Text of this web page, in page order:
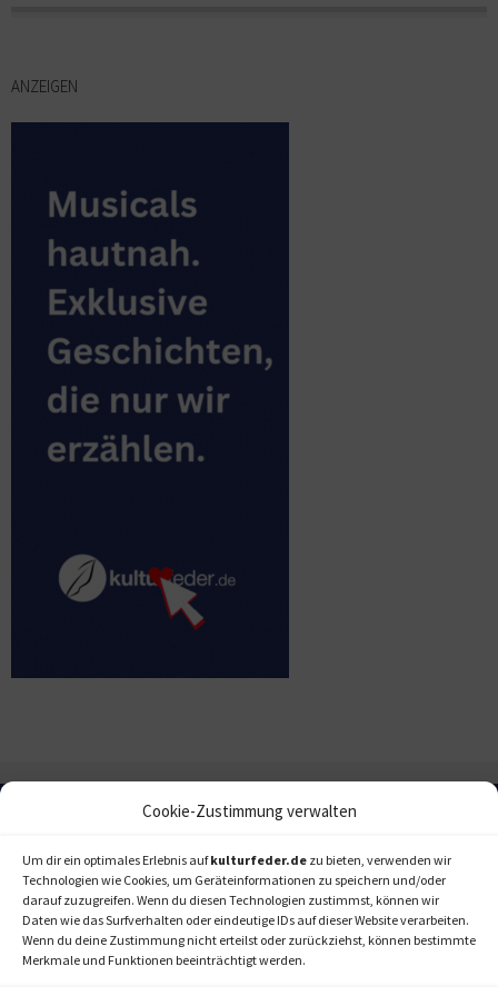
Cookie-Zustimmung verwalten
Um dir ein optimales Erlebnis aufkulturfeder.de zu bieten, verwenden wir
Technologien wie Cookies, um Geräteinformationen zu speichern und/oder
darauf zuzugreifen. Wenn du diesen Technologien zustimmst, können wir
Daten wie das Surfverhalten oder eindeutige IDs auf dieser Website verarbeiten.
Wenn du deine Zustimmung nicht erteilst oder zurückziehst, können bestimmte
Merkmale und Funktionen beeinträchtigt werden.
ANZEIGEN